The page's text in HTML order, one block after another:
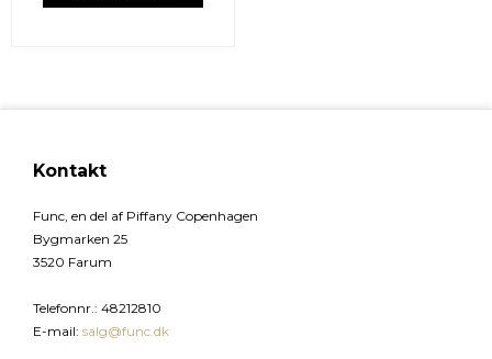
Kontakt
Func, en del af Piffany Copenhagen
Bygmarken 25
3520 Farum
Telefonnr.: 48212810
E-mail: salg@func.dk